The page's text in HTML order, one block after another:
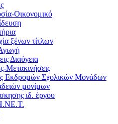
Οικονομικό
ξένων τίτλων
Διαύγεια
Μετακινήσεις
Εκδρομών Σχολικών Μονάδων
μονίμων
ιδ. έργου